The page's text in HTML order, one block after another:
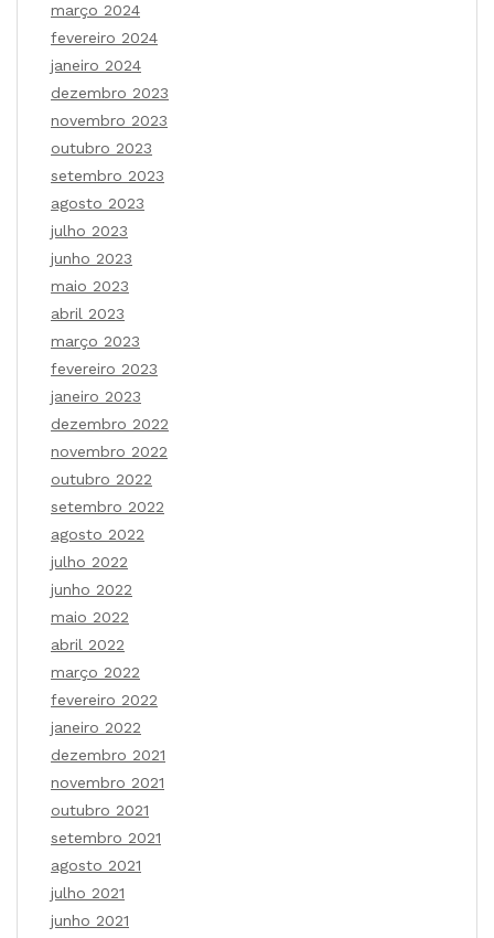
março 2024
fevereiro 2024
janeiro 2024
dezembro 2023
novembro 2023
outubro 2023
setembro 2023
agosto 2023
julho 2023
junho 2023
maio 2023
abril 2023
março 2023
fevereiro 2023
janeiro 2023
dezembro 2022
novembro 2022
outubro 2022
setembro 2022
agosto 2022
julho 2022
junho 2022
maio 2022
abril 2022
março 2022
fevereiro 2022
janeiro 2022
dezembro 2021
novembro 2021
outubro 2021
setembro 2021
agosto 2021
julho 2021
junho 2021